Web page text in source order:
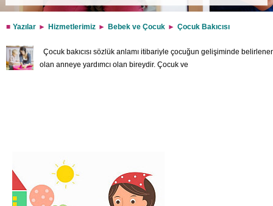
Yazılar Hizmetlerimiz Bebek ve Çocuk Çocuk Bakıcısı
Çocuk bakıcısı sözlük anlamı itibariyle çocuğun gelişiminde
olan anneye yardımcı olan bireydir. Çocuk ve